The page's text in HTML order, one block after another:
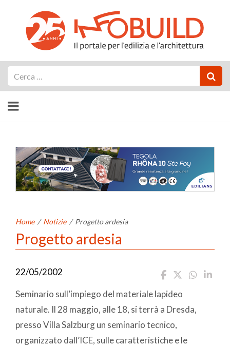
Home / Notizie / Progetto ardesia
Progetto ardesia
22/05/2002
Seminario sull’impiego del materiale lapideo
naturale. Il 28 maggio, alle 18, si terrà a Dresda,
presso Villa Salzburg un seminario tecnico,
organizzato dall’ICE, sulle caratteristiche e le